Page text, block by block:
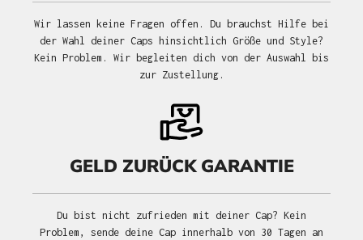
Wir lassen keine Fragen offen. Du brauchst Hilfe bei
der Wahl deiner Caps hinsichtlich Größe und Style?
Kein Problem. Wir begleiten dich von der Auswahl bis
zur Zustellung.
GELD ZURÜCK GARANTIE
Du bist nicht zufrieden mit deiner Cap? Kein
Problem, sende deine Cap innerhalb von 30 Tagen an